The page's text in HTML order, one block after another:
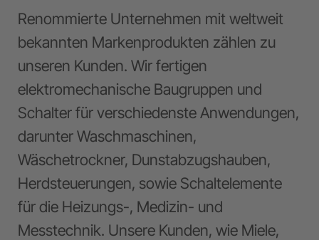
Renommierte Unternehmen mit weltweit
bekannten Markenprodukten zählen zu
unseren Kunden. Wir fertigen
elektromechanische Baugruppen und
Schalter für verschiedenste Anwendungen,
darunter Waschmaschinen,
Wäschetrockner, Dunstabzugshauben,
Herdsteuerungen, sowie Schaltelemente
für die Heizungs-, Medizin- und
Messtechnik. Unsere Kunden, wie Miele,